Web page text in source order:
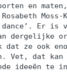
en
Moss-
Er is
dergelijke
dat ze ook
Vet, dat kan
ideeën te